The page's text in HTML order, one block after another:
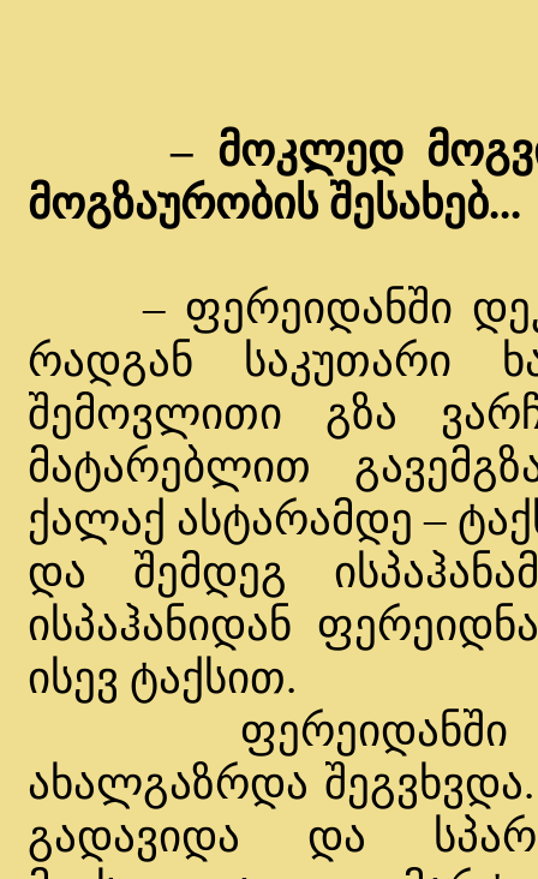
– მოკლედ
მოგზაურობის შესახებ...
– ფერეიდანში
რადგან საკუთარი
შემოვლითი გზა
მატარებლით
ქალაქ ასტარამდე –
და შემდეგ
ისპაჰანიდან
ისევ ტაქსით.
ფერეიდანში
ახალგაზრდა
გადავიდა და